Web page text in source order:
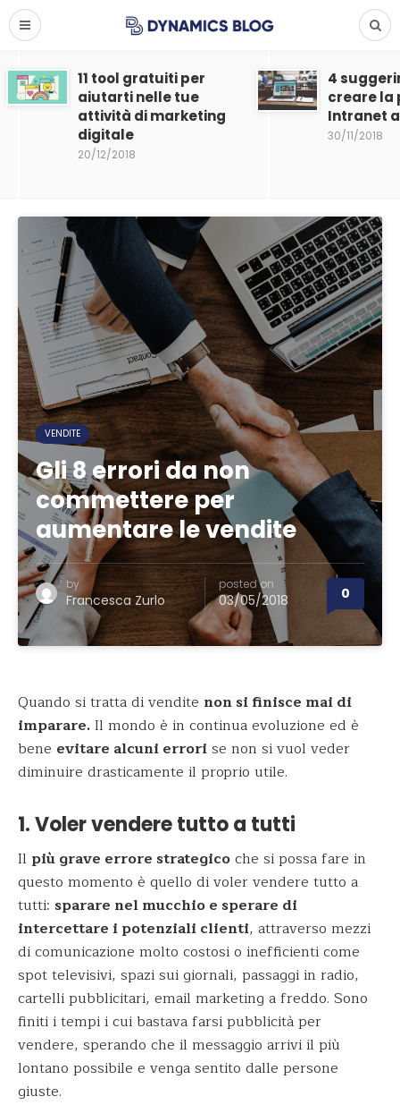
11 tool gratuiti per
aiutarti nelle tue
attività di marketing
digitale
20/12/2018
4
creare
Intranet
30/11/2018
VENDITE
Gli 8 errori da non
commettere per
aumentare le vendite
by
Francesca Zurlo
posted on
03/05/2018 0
Quando si tratta di vendite non si finisce mai di
imparare.Il mondo è in continua evoluzione ed è
bene evitare alcuni errorise non si vuol veder
diminuire drasticamente il proprio utile.
1. Voler vendere tutto a tutti
Il più grave errore strategicoche si possa fare in
questo momento è quello di voler vendere tutto a
tutti: sparare nel mucchio e sperare di
intercettare i potenziali clienti, attraverso mezzi
di comunicazione molto costosi o inefficienti come
spot televisivi, spazi sui giornali, passaggi in radio,
cartelli pubblicitari, email marketing a freddo. Sono
finiti i tempi i cui bastava farsi pubblicità per
vendere, sperando che il messaggio arrivi il più
lontano possibile e venga sentito dalle persone
giuste.